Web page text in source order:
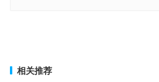
相关推荐